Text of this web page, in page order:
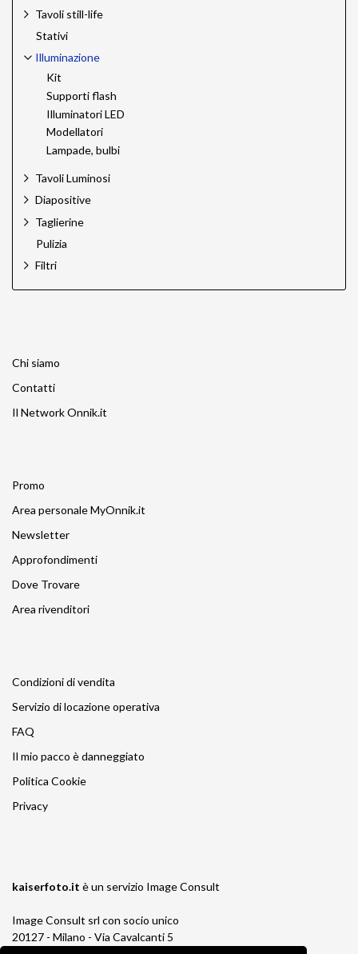
Tavoli still-life
Stativi
Illuminazione
Kit
Supporti flash
Illuminatori LED
Modellatori
Lampade, bulbi
Tavoli Luminosi
Diapositive
Taglierine
Pulizia
Filtri
Chi siamo
Contatti
Il Network Onnik.it
Promo
Area personale MyOnnik.it
Newsletter
Approfondimenti
Dove Trovare
Area rivenditori
Condizioni di vendita
Servizio di locazione operativa
FAQ
Il mio pacco è danneggiato
Politica Cookie
Privacy
kaiserfoto.it è un servizio Image Consult
Image Consult srl con socio unico
20127 - Milano - Via Cavalcanti 5